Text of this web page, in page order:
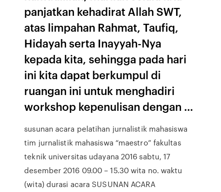
panjatkan kehadirat Allah SWT,
atas limpahan Rahmat, Taufiq,
Hidayah serta Inayyah-Nya
kepada kita, sehingga pada hari
ini kita dapat berkumpul di
ruangan ini untuk menghadiri
workshop kepenulisan dengan …
susunan acara pelatihan jurnalistik mahasiswa
tim jurnalistik mahasiswa “maestro” fakultas
teknik universitas udayana 2016 sabtu, 17
desember 2016 09.00 – 15.30 wita no. waktu
(wita) durasi acara SUSUNAN ACARA